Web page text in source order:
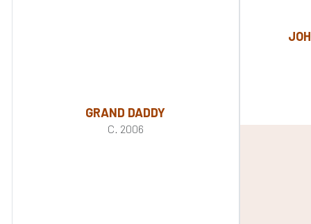
GRAND DADDY
C. 2006